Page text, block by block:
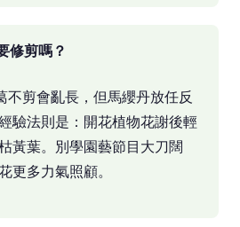
修剪嗎？
不剪會亂長，但馬纓丹放任反
驗法則是：開花植物花謝後輕
黃葉。別學園藝節目大刀闊
更多力氣照顧。